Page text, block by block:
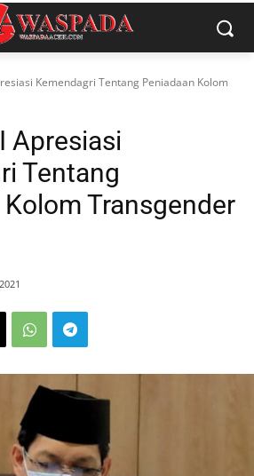
Kemendagri Tentang Peniadaan Kolom
Apresiasi
Tentang
Transgender